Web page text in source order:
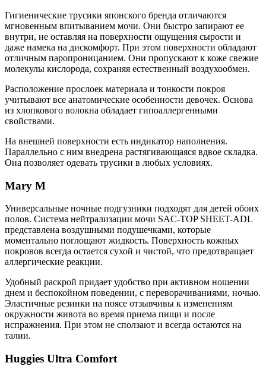
Гигиенические трусики японского бренда отличаются
мгновенным впитыванием мочи. Они быстро запирают ее
внутри, не оставляя на поверхности ощущения сырости и
даже намека на дискомфорт. При этом поверхности обладают
отличным паропроницанием. Они пропускают к коже свежие
молекулы кислорода, сохраняя естественный воздухообмен.
Расположение прослоек материала и тонкости покроя
учитывают все анатомические особенности девочек. Основа
из хлопкового волокна обладает гипоаллергенными
свойствами.
На внешней поверхности есть индикатор наполнения.
Параллельно с ним внедрена растягивающаяся вдвое складка.
Она позволяет одевать трусики в любых условиях.
Mary M
Универсальные ночные подгузники подходят для детей обоих
полов. Система нейтрализации мочи SAC-TOP SHEET-ADL
представлена воздушными подушечками, которые
моментально поглощают жидкость. Поверхность кожных
покровов всегда остается сухой и чистой, что предотвращает
аллергические реакции.
Удобный раскрой придает удобство при активном ношении
днем и беспокойном поведении, с переворачиваниями, ночью.
Эластичные резинки на поясе отзывчивы к изменениям
окружности живота во время приема пищи и после
испражнения. При этом не сползают и всегда остаются на
талии.
Huggies Ultra Comfort